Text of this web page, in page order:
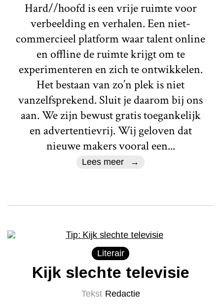
Hard//hoofd is een vrije ruimte voor
verbeelding en verhalen. Een niet-
commercieel platform waar talent online
en offline de ruimte krijgt om te
experimenteren en zich te ontwikkelen.
Het bestaan van zo’n plek is niet
vanzelfsprekend. Sluit je daarom bij ons
aan. We zijn bewust gratis toegankelijk
en advertentievrij. Wij geloven dat
nieuwe makers vooral een...
Lees meer
Literair
Kijk slechte televisie
Tekst Redactie